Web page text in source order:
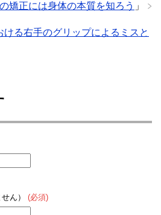
矯正には身体の本質を知ろう 」
ける右手のグリップによるミスと
ん） (必須)